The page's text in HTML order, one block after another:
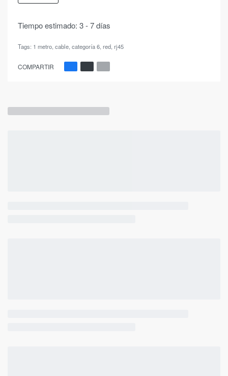
Tiempo estimado: 3 - 7 días
Tags: 1 metro, cable, categoría 6, red, rj45
COMPARTIR